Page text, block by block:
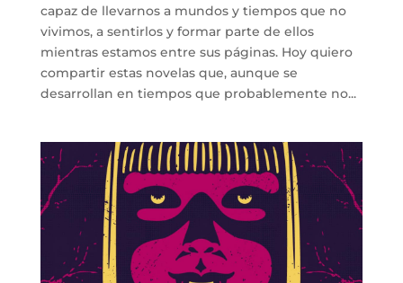
capaz de llevarnos a mundos y tiempos que no
vivimos, a sentirlos y formar parte de ellos
mientras estamos entre sus páginas. Hoy quiero
compartir estas novelas que, aunque se
desarrollan en tiempos que probablemente no...